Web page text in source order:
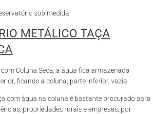
sob medida.
METÁLICO TAÇA
Coluna Seca, a água fica armazenada
ficando a coluna, parte inferior, vazia.
com água na coluna é bastante procurado para
propriedades rurais e empresas, por